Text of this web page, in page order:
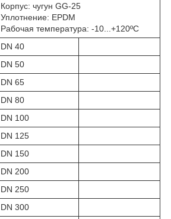
Корпус: чугун GG-25
Уплотнение: EPDM
Рабочая температура: -10...+120ºC
DN 40
DN 50
DN 65
DN 80
DN 100
DN 125
DN 150
DN 200
DN 250
DN 300